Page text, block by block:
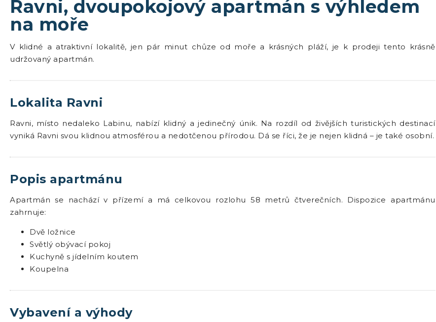
Ravni, dvoupokojový apartmán s výhledem
na moře
V klidné a atraktivní lokalitě, jen pár minut chůze od moře a krásných pláží, je k prodeji tento krásně
udržovaný apartmán.
Lokalita Ravni
Ravni, místo nedaleko Labinu, nabízí klidný a jedinečný únik. Na rozdíl od živějších turistických destinací
vyniká Ravni svou klidnou atmosférou a nedotčenou přírodou. Dá se říci, že je nejen klidná – je také osobní.
Popis apartmánu
Apartmán se nachází v přízemí a má celkovou rozlohu 58 metrů čtverečních. Dispozice apartmánu
zahrnuje:
Dvě ložnice
Světlý obývací pokoj
Kuchyně s jídelním koutem
Koupelna
Vybavení a výhody